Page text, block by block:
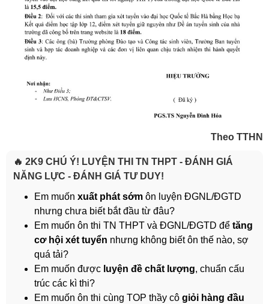
Theo TTHN
🔥 2K9 CHÚ Ý! LUYỆN THI TN THPT - ĐÁNH GIÁ
NĂNG LỰC - ĐÁNH GIÁ TƯ DUY!
Em muốn xuất phát sớm ôn luyện ĐGNL/ĐGTD
nhưng chưa biết bắt đầu từ đâu?
Em muốn ôn thi TN THPT và ĐGNL/ĐGTD để tăng
cơ hội xét tuyển nhưng không biết ôn thế nào, sợ
quá tải?
Em muốn được luyện đề chất lượng, chuẩn cấu
trúc các kì thi?
Em muốn ôn thi cùng TOP thầy cô giỏi hàng đầu